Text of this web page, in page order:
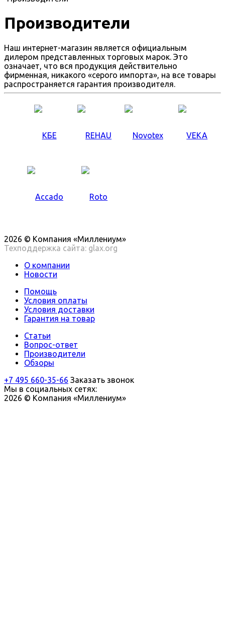
Производители
Наш интернет-магазин является официальным
дилером представленных торговых марок. Это
означает, что вся продукция действительно
фирменная, никакого «серого импорта», на все товары
распространяется гарантия производителя.
2026 © Компания «Миллениум»
Техподдержка сайта: glax.org
О компании
Новости
Помощь
Условия оплаты
Условия доставки
Гарантия на товар
Статьи
Вопрос-ответ
Производители
Обзоры
+7 495 660-35-66 Заказать звонок
Мы в социальных сетях:
2026 © Компания «Миллениум»